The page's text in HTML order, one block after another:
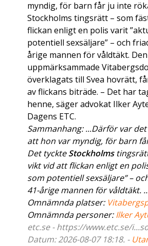
myndig, för barn får ju inte
Stockholms tingsrätt – som
flickan enligt en polis varit
potentiell sexsäljare” – och
årige mannen för våldtäkt. Den
uppmärksammade
överklagats till Svea hovrätt,
av flickans biträde. – Det har
henne, säger advokat Ilker
Dagens ETC.
Sammanhang: ...Därför var
att hon var myndig, för barn
Det tyckteStockholms
vikt vid att flickan enligt en
som potentiell sexsäljare” –
41-årige mannen för våldtäkt.
Omnämnda platser:
Omnämnda personer:Ilker
etc.se - https://www.etc.se/
Datum: 2026-08-07 18:18. -